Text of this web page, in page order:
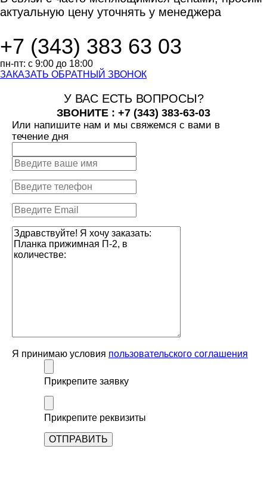
актуальную цену уточнять у менеджера
+7 (343) 383 63 03
пн-пт: с 9:00 до 18:00
ЗАКАЗАТЬ ОБРАТНЫЙ ЗВОНОК
У ВАС ЕСТЬ ВОПРОСЫ?
ЗВОНИТЕ : +7 (343) 383-63-03
Или напишите нам и мы свяжемся с вами в
течение дня
Я принимаю условия пользовательского соглашения
Прикрепите заявку
Прикрепите реквизиты